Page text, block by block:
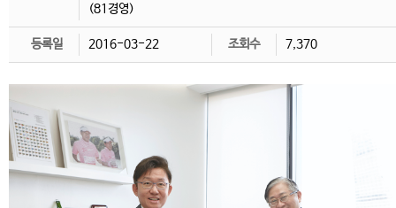
(81경영)
등록일 2016-03-22 조회수 7,370